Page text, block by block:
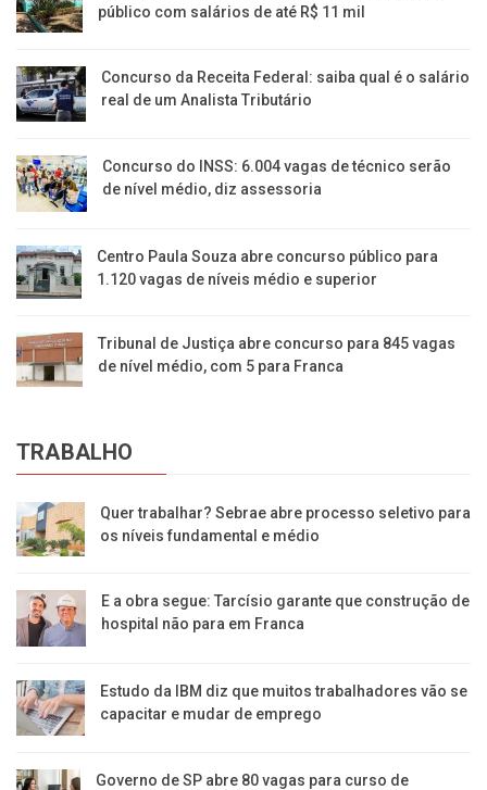
público com salários de até R$ 11 mil
Concurso da Receita Federal: saiba qual é o salário
real de um Analista Tributário
Concurso do INSS: 6.004 vagas de técnico serão
de nível médio, diz assessoria
Centro Paula Souza abre concurso público para
1.120 vagas de níveis médio e superior
Tribunal de Justiça abre concurso para 845 vagas
de nível médio, com 5 para Franca
TRABALHO
Quer trabalhar? Sebrae abre processo seletivo para
os níveis fundamental e médio
E a obra segue: Tarcísio garante que construção de
hospital não para em Franca
Estudo da IBM diz que muitos trabalhadores vão se
capacitar e mudar de emprego
Governo de SP abre 80 vagas para curso de